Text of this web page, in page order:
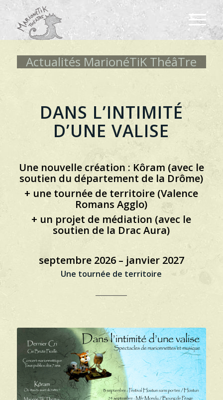
Actualités MarionéTiK ThéâTre
DANS L’INTIMITÉ
D’UNE VALISE
Une nouvelle création : Kôram (avec le
soutien du département de la Drôme)
+ une tournée de territoire (Valence
Romans Agglo)
+ un projet de médiation (avec le
soutien de la Drac Aura)
septembre 2026 – janvier 2027
Une tournée de territoire